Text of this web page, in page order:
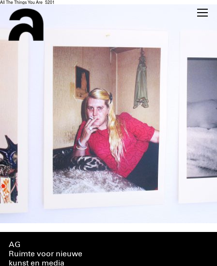
All The Things You Are_5201
AG
Ruimte voor nieuwe
kunst en media